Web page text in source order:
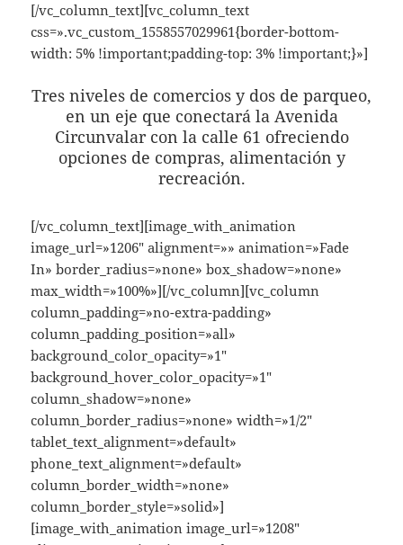
[/vc_column_text][vc_column_text
css=».vc_custom_1558557029961{border-bottom-
width: 5% !important;padding-top: 3% !important;}»]
Tres niveles de comercios y dos de parqueo,
en un eje que conectará la Avenida
Circunvalar con la calle 61 ofreciendo
opciones de compras, alimentación y
recreación.
[/vc_column_text][image_with_animation
image_url=»1206″ alignment=»» animation=»Fade
In» border_radius=»none» box_shadow=»none»
max_width=»100%»][/vc_column][vc_column
column_padding=»no-extra-padding»
column_padding_position=»all»
background_color_opacity=»1″
background_hover_color_opacity=»1″
column_shadow=»none»
column_border_radius=»none» width=»1/2″
tablet_text_alignment=»default»
phone_text_alignment=»default»
column_border_width=»none»
column_border_style=»solid»]
[image_with_animation image_url=»1208″